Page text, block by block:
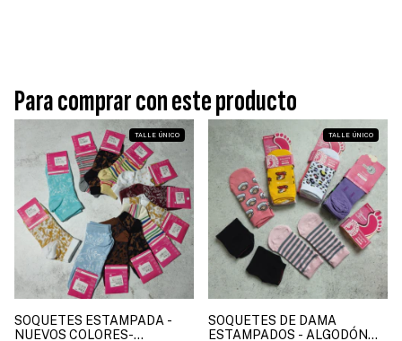
Para comprar con este producto
TALLE ÚNICO
SOQUETES ESTAMPADA -
NUEVOS COLORES-
TALLE ÚNICO
SOQUETES DE DAMA
ESTAMPADOS - ALGODÓN